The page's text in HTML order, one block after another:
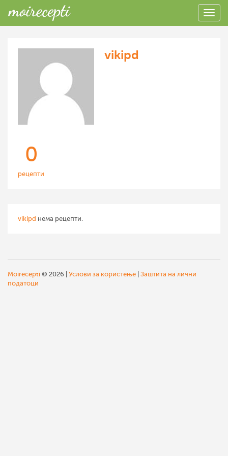
vikipd
0
рецепти
vikipd нема рецепти.
Moirecepti © 2026 | Услови за користење Заштита на лични
податоци